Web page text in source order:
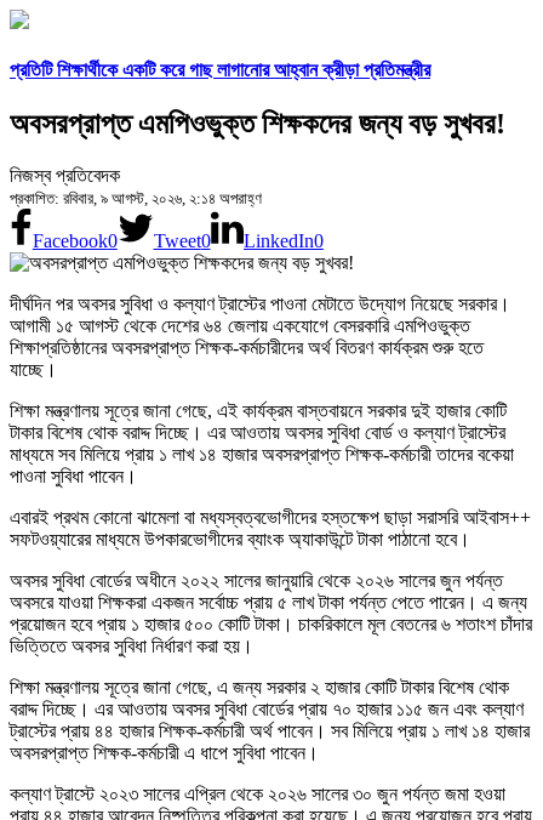
প্রতিটি শিক্ষার্থীকে একটি করে গাছ লাগানোর আহ্বান ক্রীড়া প্রতিমন্ত্রীর
অবসরপ্রাপ্ত এমপিওভুক্ত শিক্ষকদের জন্য বড় সুখবর!
নিজস্ব প্রতিবেদক
প্রকাশিত: রবিবার, ৯ আগস্ট, ২০২৬, ২:১৪ অপরাহ্ণ
Facebook0 Tweet0 LinkedIn0
দীর্ঘদিন পর অবসর সুবিধা ও কল্যাণ ট্রাস্টের পাওনা মেটাতে উদ্যোগ নিয়েছে সরকার।
আগামী ১৫ আগস্ট থেকে দেশের ৬৪ জেলায় একযোগে বেসরকারি এমপিওভুক্ত
শিক্ষাপ্রতিষ্ঠানের অবসরপ্রাপ্ত শিক্ষক-কর্মচারীদের অর্থ বিতরণ কার্যক্রম শুরু হতে
যাচ্ছে।
শিক্ষা মন্ত্রণালয় সূত্রে জানা গেছে, এই কার্যক্রম বাস্তবায়নে সরকার দুই হাজার কোটি
টাকার বিশেষ থোক বরাদ্দ দিচ্ছে। এর আওতায় অবসর সুবিধা বোর্ড ও কল্যাণ ট্রাস্টের
মাধ্যমে সব মিলিয়ে প্রায় ১ লাখ ১৪ হাজার অবসরপ্রাপ্ত শিক্ষক-কর্মচারী তাদের বকেয়া
পাওনা সুবিধা পাবেন।
এবারই প্রথম কোনো ঝামেলা বা মধ্যস্বত্বভোগীদের হস্তক্ষেপ ছাড়া সরাসরি আইবাস++
সফটওয়্যারের মাধ্যমে উপকারভোগীদের ব্যাংক অ্যাকাউন্টে টাকা পাঠানো হবে।
অবসর সুবিধা বোর্ডের অধীনে ২০২২ সালের জানুয়ারি থেকে ২০২৬ সালের জুন পর্যন্ত
অবসরে যাওয়া শিক্ষকরা একজন সর্বোচ্চ প্রায় ৫ লাখ টাকা পর্যন্ত পেতে পারেন। এ জন্য
প্রয়োজন হবে প্রায় ১ হাজার ৫০০ কোটি টাকা। চাকরিকালে মূল বেতনের ৬ শতাংশ চাঁদার
ভিত্তিতে অবসর সুবিধা নির্ধারণ করা হয়।
শিক্ষা মন্ত্রণালয় সূত্রে জানা গেছে, এ জন্য সরকার ২ হাজার কোটি টাকার বিশেষ থোক
বরাদ্দ দিচ্ছে। এর আওতায় অবসর সুবিধা বোর্ডের প্রায় ৭০ হাজার ১১৫ জন এবং কল্যাণ
ট্রাস্টের প্রায় ৪৪ হাজার শিক্ষক-কর্মচারী অর্থ পাবেন। সব মিলিয়ে প্রায় ১ লাখ ১৪ হাজার
অবসরপ্রাপ্ত শিক্ষক-কর্মচারী এ ধাপে সুবিধা পাবেন।
কল্যাণ ট্রাস্টে ২০২৩ সালের এপ্রিল থেকে ২০২৬ সালের ৩০ জুন পর্যন্ত জমা হওয়া
প্রায় ৪৪ হাজার আবেদন নিষ্পত্তির পরিকল্পনা করা হয়েছে। এ জন্য প্রয়োজন হবে প্রায়